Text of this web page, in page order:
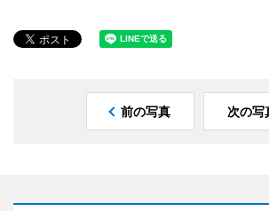
前の写真 次の写